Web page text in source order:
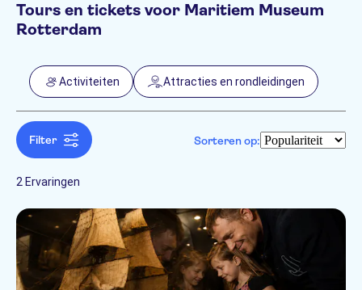
FiltersPrijs (per volwassene)
Min. € Max. €
Hoteltransfer
NO-PICKUP
Instant confirmation
Entree inbegrepen
E-Voucher
Fast track
Free cancellation
Categorieën
Activiteiten
Attracties en rondleidingen
Taal
Engels
Frans
Tours en tickets voor Maritiem Museum
Rotterdam
Activiteiten Attracties en rondleidingen
Filter Sorteren op:
2 Ervaringen